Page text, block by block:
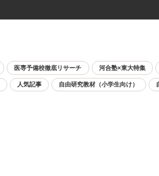
医専予備校徹底リサーチ 河合塾×東大特集
人気記事 自由研究教材（小学生向け）